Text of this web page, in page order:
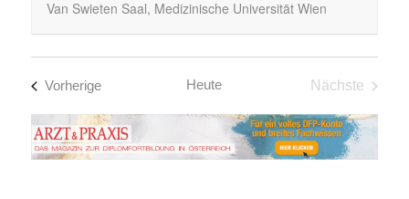
Van Swieten Saal, Medizinische Universität Wien
VorherigeFortbildungen Heute
Nächste